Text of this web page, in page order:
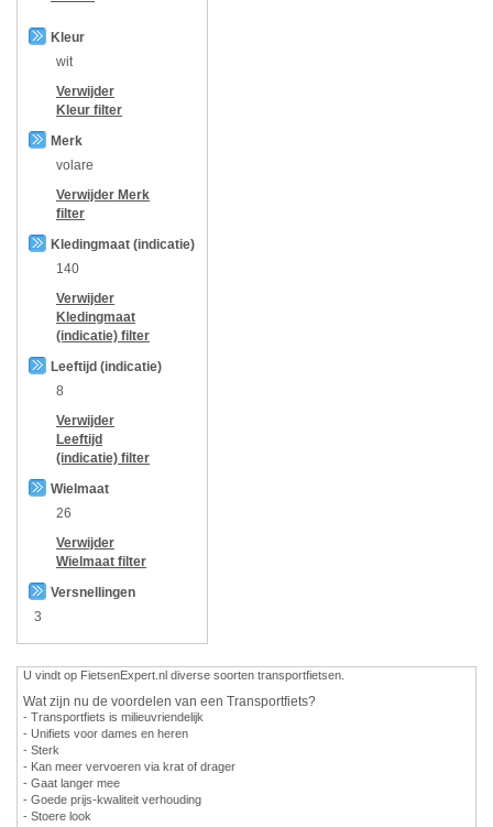
Kleur
wit
Verwijder
Kleur filter
Merk
volare
Verwijder Merk
filter
Kledingmaat (indicatie)
140
Verwijder
Kledingmaat
(indicatie) filter
Leeftijd (indicatie)
8
Verwijder
Leeftijd
(indicatie) filter
Wielmaat
26
Verwijder
Wielmaat filter
Versnellingen
3
U vindt op FietsenExpert.nl diverse soorten transportfietsen.
Wat zijn nu de voordelen van een Transportfiets?
- Transportfiets is milieuvriendelijk
- Unifiets voor dames en heren
- Sterk
- Kan meer vervoeren via krat of drager
- Gaat langer mee
- Goede prijs-kwaliteit verhouding
- Stoere look